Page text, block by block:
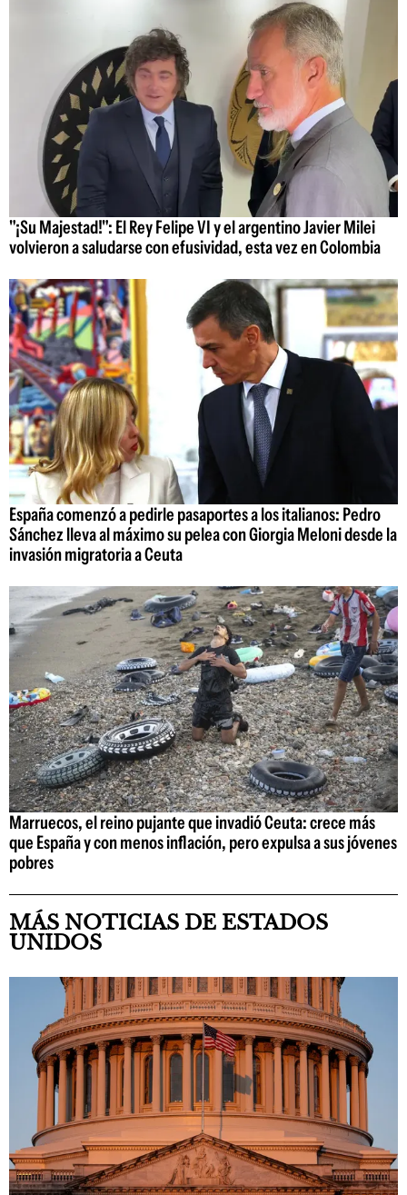
"¡Su Majestad!": El Rey Felipe VI y el argentino Javier Milei
volvieron a saludarse con efusividad, esta vez en Colombia
España comenzó a pedirle pasaportes a los italianos: Pedro
Sánchez lleva al máximo su pelea con Giorgia Meloni desde la
invasión migratoria a Ceuta
Marruecos, el reino pujante que invadió Ceuta: crece más
que España y con menos inflación, pero expulsa a sus jóvenes
pobres
MÁS NOTICIAS DE ESTADOS
UNIDOS